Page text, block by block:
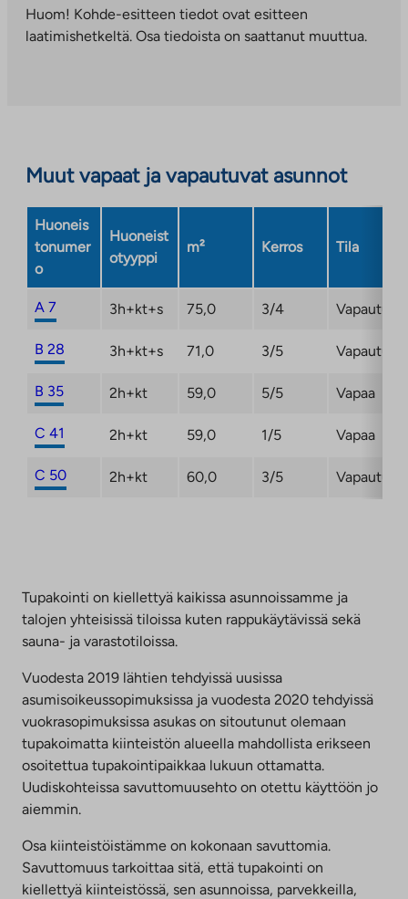
ulkopuoliseen
palveluun.
Huom! Kohde-esitteen tiedot ovat esitteen
laatimishetkeltä. Osa tiedoista on saattanut muuttua.
Muut vapaat ja vapautuvat asunnot
Huoneis
tonumer
o
Huoneist
otyyppi
m² Kerros Tila
A 7 3h+kt+s 75,0 3/4
B 28 3h+kt+s 71,0 3/5
B 35 2h+kt 59,0 5/5 Vapaa
C 41 2h+kt 59,0 1/5 Vapaa
C 50 2h+kt 60,0 3/5
Tupakointi on kiellettyä kaikissa asunnoissamme ja
talojen yhteisissä tiloissa kuten rappukäytävissä sekä
sauna- ja varastotiloissa.
Vuodesta 2019 lähtien tehdyissä uusissa
asumisoikeussopimuksissa ja vuodesta 2020 tehdyissä
vuokrasopimuksissa asukas on sitoutunut olemaan
tupakoimatta kiinteistön alueella mahdollista erikseen
osoitettua tupakointipaikkaa lukuun ottamatta.
Uudiskohteissa savuttomuusehto on otettu käyttöön jo
aiemmin.
Osa kiinteistöistämme on kokonaan savuttomia.
Savuttomuus tarkoittaa sitä, että tupakointi on
kiellettyä kiinteistössä, sen asunnoissa, parvekkeilla,